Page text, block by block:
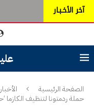
آخر الأخـبـار
الصفحة الرئيسية
حملة ردمتونا لتنظيف الكازما